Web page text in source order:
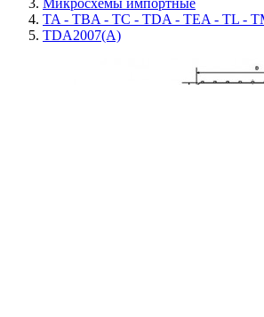
Микросхемы импортные
TA - TBA - TC - TDA - TEA - TL -
TDA2007(A)